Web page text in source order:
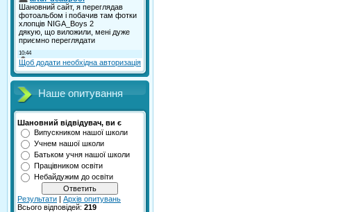
Щоб додати необхідна авторизація
Наше опитування
Шановний відвідувач, ви є
Випускником нашої школи
Учнем нашої школи
Батьком учня нашої школи
Працівником освіти
Небайдужим до освіти
Результати | Архів опитувань
Всього відповідей: 219